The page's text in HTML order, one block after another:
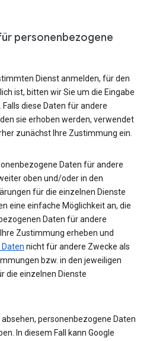
personenbezogene
Dienst anmelden, für den
ist, bitten wir Sie um die Eingabe
diese Daten für andere
sie erhoben werden, verwendet
zunächst Ihre Zustimmung ein.
Daten für andere
oben und/oder in den
für die einzelnen Dienste
eine einfache Möglichkeit an, die
Daten für andere
Zustimmung erheben und
nicht für andere Zwecke als
bzw. in den jeweiligen
die einzelnen Dienste
personenbezogene Daten
In diesem Fall kann Google